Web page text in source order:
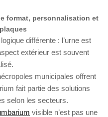
format, personnalisation et
différente : l’urne est
extérieur est souvent
municipales offrent
fait partie des solutions
selon les secteurs.
visible n’est pas une